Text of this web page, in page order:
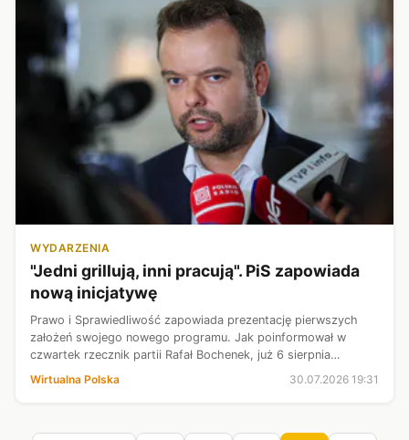
WYDARZENIA
"Jedni grillują, inni pracują". PiS zapowiada
nową inicjatywę
Prawo i Sprawiedliwość zapowiada prezentację pierwszych
założeń swojego nowego programu. Jak poinformował w
czwartek rzecznik partii Rafał Bochenek, już 6 sierpnia
ugrupowanie przedstawi efekty pracy zespołów
Wirtualna Polska 30.07.2026 19:31